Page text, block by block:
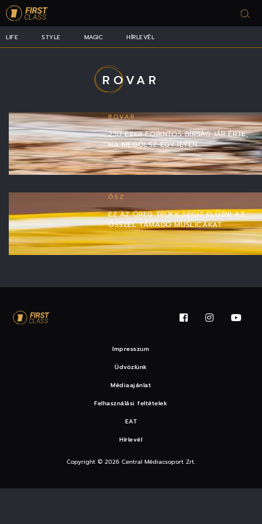
LIFE STYLE MAGIC HÍRLEVÉL
ROVAR
ROVAR
250 EZER FORINTOS BÍRSÁG JÁR ÉRTE,
HA MEGÖLSZ EGY ILYEN…
ŐSZ
EZ AZ ÖREG TRÜKK SEGÍT ELŰZNI AZ
ŐSSZEL TÁMADÓ MUSLICÁKAT
Impresszum
Üdvözlünk
Médiaajánlat
Felhasználási feltételek
EAT
Hírlevél
Copyright © 2026 Central Médiacsoport Zrt.